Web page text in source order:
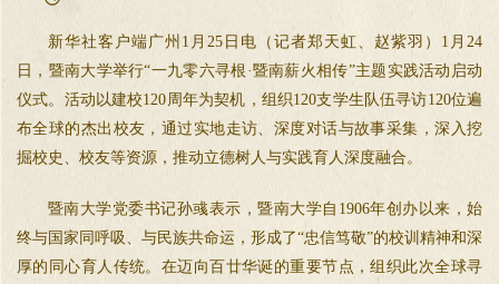
新华社客户端广州1月25日电（记者郑天虹、赵紫羽）1月24
日，暨南大学举行“一九零六寻根·暨南薪火相传”主题实践活动启动
仪式。活动以建校120周年为契机，组织120支学生队伍寻访120位遍
布全球的杰出校友，通过实地走访、深度对话与故事采集，深入挖
掘校史、校友等资源，推动立德树人与实践育人深度融合。
暨南大学党委书记孙彧表示，暨南大学自1906年创办以来，始
终与国家同呼吸、与民族共命运，形成了“忠信笃敬”的校训精神和深
厚的同心育人传统。在迈向百廿华诞的重要节点，组织此次全球寻